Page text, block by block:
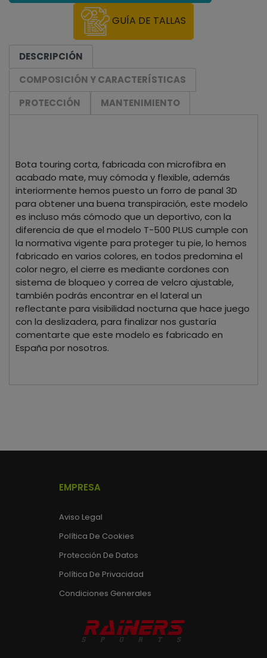
GUÍA DE TALLAS
DESCRIPCIÓN
COMPOSICIÓN Y CARACTERÍSTICAS
PROTECCIÓN
MANTENIMIENTO
Bota touring corta, fabricada con microfibra en
acabado mate, muy cómoda y flexible, además
interiormente hemos puesto un forro de panal 3D
para obtener una buena transpiración, este modelo
es incluso más cómodo que un deportivo, con la
diferencia de que el modelo T-500 PLUS cumple con
la normativa vigente para proteger tu pie, lo hemos
fabricado en varios colores, en todos predomina el
color negro, el cierre es mediante cordones con
sistema de bloqueo y correa de velcro ajustable,
también podrás encontrar en el lateral un
reflectante para visibilidad nocturna que hace juego
con la deslizadera, para finalizar nos gustaría
comentarte que este modelo es fabricado en
España por nosotros.
EMPRESA
Aviso Legal
Política De Cookies
Protección De Datos
Política De Privacidad
Condiciones Generales